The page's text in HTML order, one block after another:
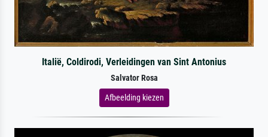
Italië, Coldirodi, Verleidingen van Sint Antonius
Salvator Rosa
Afbeelding kiezen